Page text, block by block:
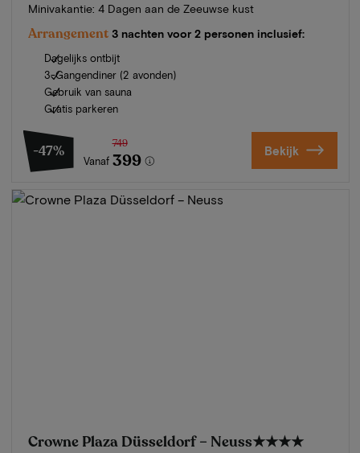
Minivakantie: 4 Dagen aan de Zeeuwse kust
Arrangement 3 nachten voor 2 personen inclusief:
Dagelijks ontbijt
3-Gangendiner (2 avonden)
Gebruik van sauna
Gratis parkeren
-47%
Vanaf
749
399 Bekijk
Crowne Plaza Düsseldorf – Neuss★★★★